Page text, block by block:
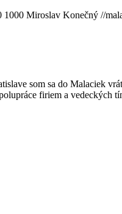
1000 Miroslav Konečný //
som sa do Malaciek
firiem a